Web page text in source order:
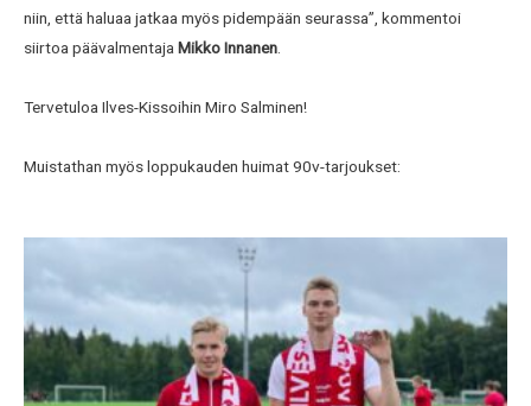
niin, että haluaa jatkaa myös pidempään seurassa”, kommentoi
siirtoa päävalmentajaMikko Innanen.
Tervetuloa Ilves-Kissoihin Miro Salminen!
Muistathan myös loppukauden huimat 90v-tarjoukset: